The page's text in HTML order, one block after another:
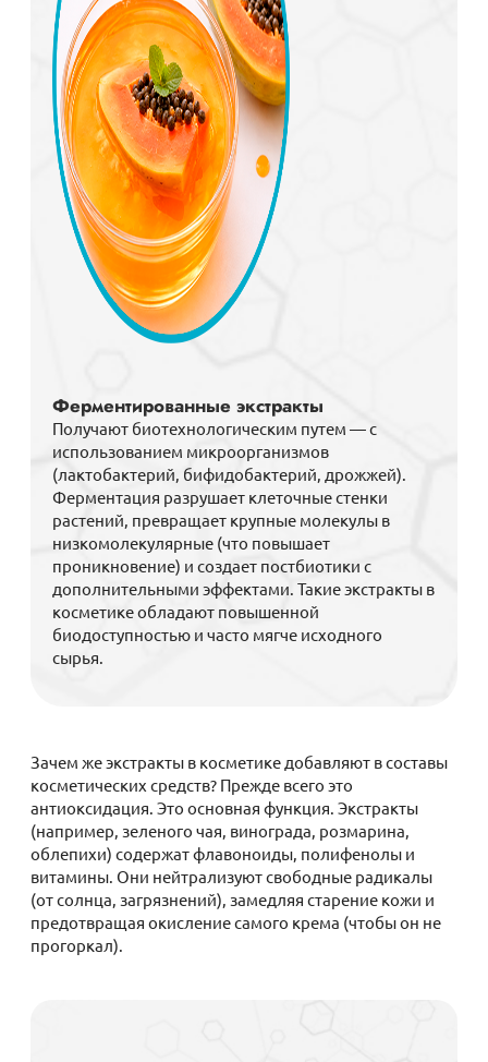
Ферментированные экстракты
Получают биотехнологическим путем — с
использованием микроорганизмов
(лактобактерий, бифидобактерий, дрожжей).
Ферментация разрушает клеточные стенки
растений, превращает крупные молекулы в
низкомолекулярные (что повышает
проникновение) и создает постбиотики с
дополнительными эффектами. Такие экстракты в
косметике обладают повышенной
биодоступностью и часто мягче исходного
сырья.
Зачем же экстракты в косметике добавляют в составы
косметических средств? Прежде всего это
антиоксидация. Это основная функция. Экстракты
(например, зеленого чая, винограда, розмарина,
облепихи) содержат флавоноиды, полифенолы и
витамины. Они нейтрализуют свободные радикалы
(от солнца, загрязнений), замедляя старение кожи и
предотвращая окисление самого крема (чтобы он не
прогоркал).